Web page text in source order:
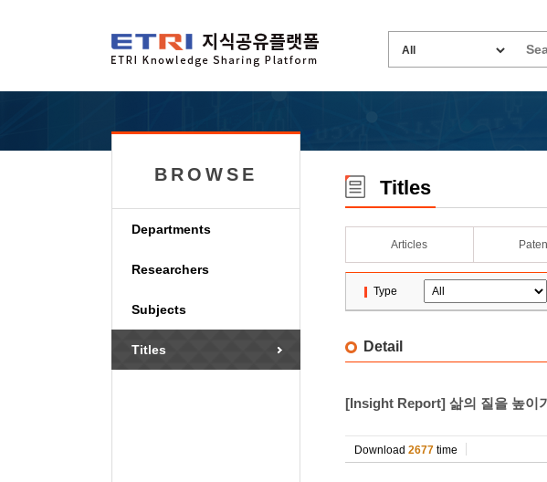
BROWSE
Departments
Researchers
Subjects
Titles
Titles
Articles
Type
Detail
[Insight Report] 삶의 질을 높이
Download 2677 time